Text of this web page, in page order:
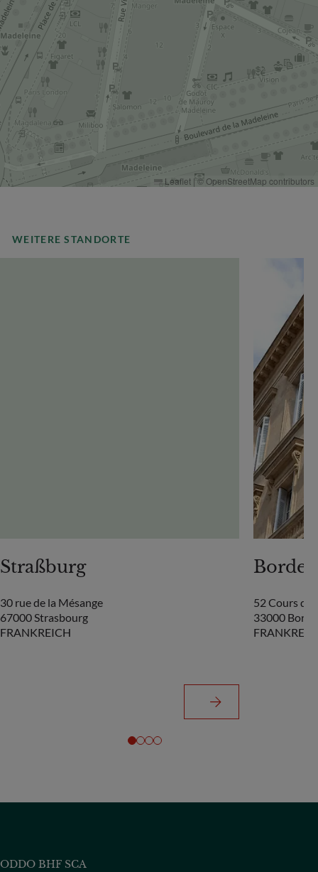
Leaflet | ©OpenStreetMap contributors
WEITERE STANDORTE
Straßburg
30 rue de la Mésange
67000 Strasbourg
FRANKREICH
52 Cours de
33000
ODDO BHF SCA